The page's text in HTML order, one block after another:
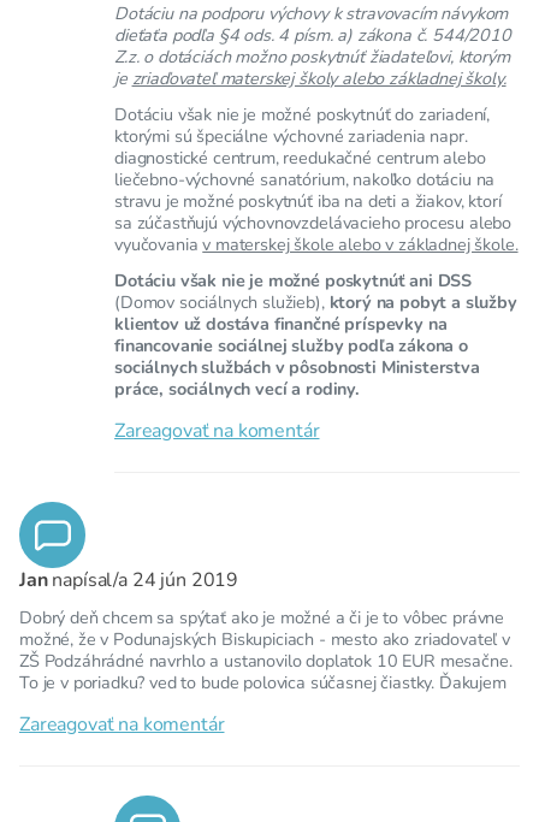
Dotáciu na podporu výchovy k stravovacím návykom
dieťaťa podľa §4 ods. 4 písm. a) zákona č. 544/2010
Z.z. o dotáciách možno poskytnúť žiadateľovi, ktorým
je zriaďovateľ materskej školy alebo základnej školy.
Dotáciu však nie je možné poskytnúť do zariadení,
ktorými sú špeciálne výchovné zariadenia napr.
diagnostické centrum, reedukačné centrum alebo
liečebno-výchovné sanatórium, nakoľko dotáciu na
stravu je možné poskytnúť iba na deti a žiakov, ktorí
sa zúčastňujú výchovnovzdelávacieho procesu alebo
vyučovaniav materskej škole alebo v základnej škole.
Dotáciu však nie je možné poskytnúť ani DSS
(Domov sociálnych služieb), ktorý na pobyt a služby
klientov už dostáva finančné príspevky na
financovanie sociálnej služby podľa zákona o
sociálnych službách v pôsobnosti Ministerstva
práce, sociálnych vecí a rodiny.
Zareagovať na komentár
Jannapísal/a 24 jún 2019
Dobrý deň chcem sa spýtať ako je možné a či je to vôbec právne
možné, že v Podunajských Biskupiciach - mesto ako zriadovateľ v
ZŠ Podzáhrádné navrhlo a ustanovilo doplatok 10 EUR mesačne.
To je v poriadku? ved to bude polovica súčasnej čiastky. Ďakujem
Zareagovať na komentár